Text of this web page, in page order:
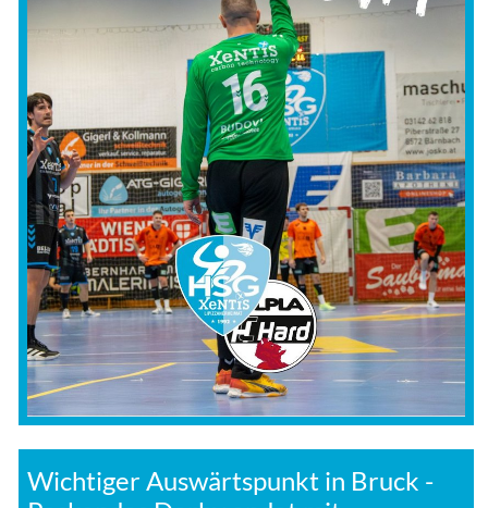
Wichtiger Auswärtspunkt in Bruck -